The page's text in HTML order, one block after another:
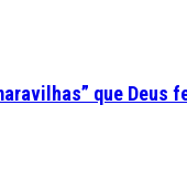
que Deus